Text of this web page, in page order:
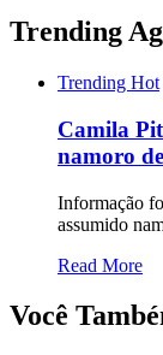
Trending
Trending Hot
Camila
namoro
Informação
assumido
Read More
Você